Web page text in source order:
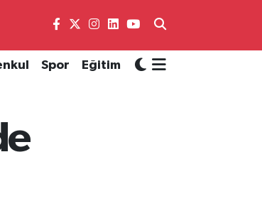
Spor Eğitim